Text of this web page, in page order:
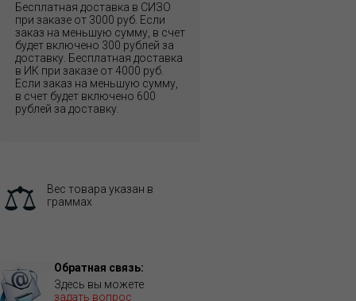
Бесплатная доставка в СИЗО
при заказе от 3000 руб. Если
заказ на меньшую сумму, в счет
будет включено 300 рублей за
доставку. Бесплатная доставка
в ИК при заказе от 4000 руб.
Если заказ на меньшую сумму,
в счет будет включено 600
рублей за доставку.
Вес товара указан в
граммах
Обратная связь:
Здесь вы можете
задать вопрос